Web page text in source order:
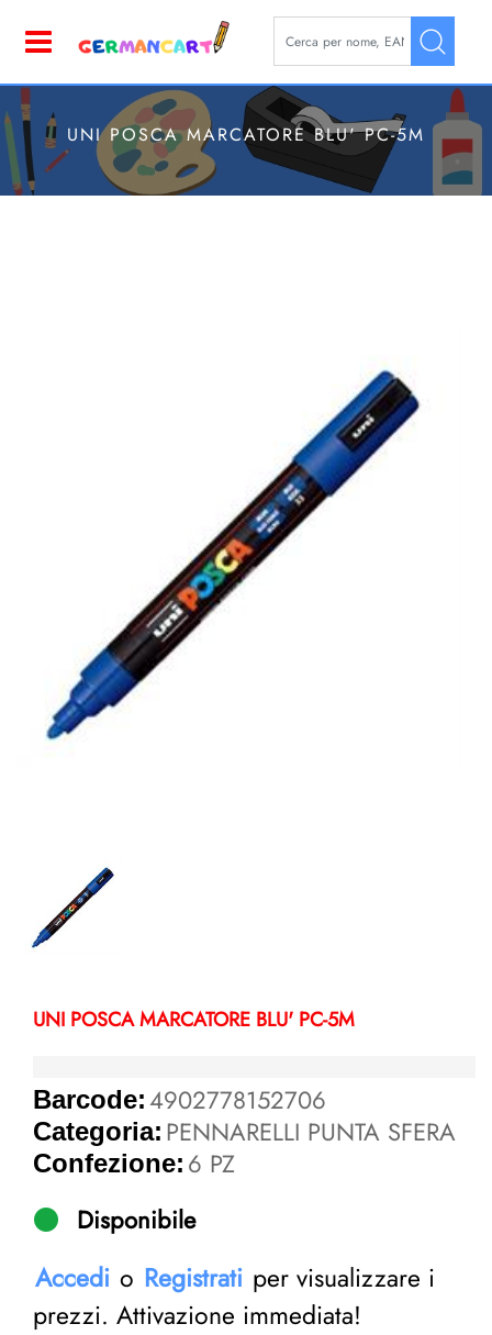
La modifica di un filtro
UNI POSCA MARCATORE BLU' PC-5M
UNI POSCA MARCATORE BLU' PC-5M
Barcode:4902778152706
Categoria: PENNARELLI PUNTA SFERA
Confezione: 6 PZ
Disponibile
Accedi o Registrati per visualizzare i
prezzi. Attivazione immediata!